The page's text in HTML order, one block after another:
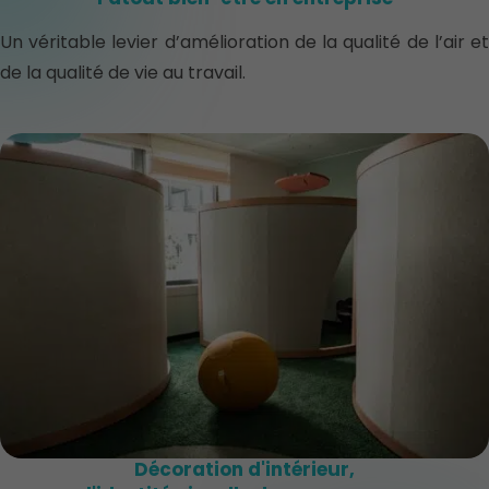
Un véritable levier d’amélioration de la qualité de l’air et
de la qualité de vie au travail.
Décoration d'intérieur,